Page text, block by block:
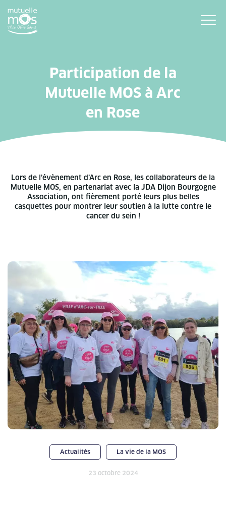
Participation de la
Mutuelle MOS à Arc
en Rose
Lors de l’évènement d’Arc en Rose, les collaborateurs de la
Mutuelle MOS, en partenariat avec la JDA Dijon Bourgogne
Association, ont fièrement porté leurs plus belles
casquettes pour montrer leur soutien à la lutte contre le
cancer du sein !
Actualités La vie de la MOS
23 octobre 2024